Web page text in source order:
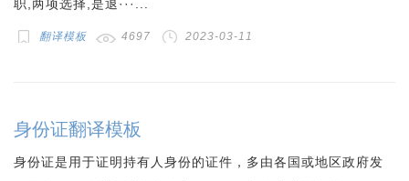
职,两项选择,是退···...
翻译模板 4697 2023-03-11
身份证翻译模板
身份证是用于证明持有人身份的证件，多由各国或地区政府发